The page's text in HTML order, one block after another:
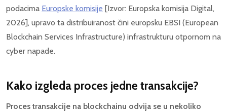
podacima Europske komisije [Izvor: Europska komisija Digital,
2026], upravo ta distribuiranost čini europsku EBSI (European
Blockchain Services Infrastructure) infrastrukturu otpornom na
cyber napade.
Kako izgleda proces jedne transakcije?
Proces transakcije na blockchainu odvija se u nekoliko